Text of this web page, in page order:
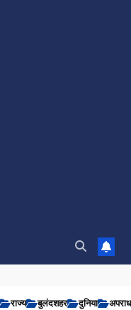
राज्य बुलंदशहर दुनिया अपराध